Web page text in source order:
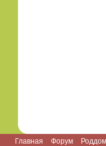
Главная Форум